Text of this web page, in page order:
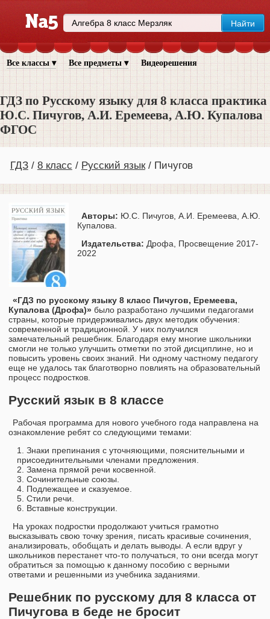
Все классы ▾ Все предметы ▾ Видеорешения
ГДЗ по Русскому языку для 8 класса практика
Ю.С. Пичугов, А.И. Еремеева, А.Ю. Купалова
ФГОС
ГДЗ 8 класс Русский язык Пичугов
Авторы: Ю.С. Пичугов, А.И. Еремеева, А.Ю.
Купалова.
Издательства: Дрофа, Просвещение 2017-
2022
«ГДЗ по русскому языку 8 класс Пичугов, Еремеева,
Купалова (Дрофа)» было разработано лучшими педагогами
страны, которые придерживались двух методик обучения:
современной и традиционной. У них получился
замечательный решебник. Благодаря ему многие школьники
смогли не только улучшить отметки по этой дисциплине, но и
повысить уровень своих знаний. Ни одному частному педагогу
еще не удалось так благотворно повлиять на образовательный
процесс подростков.
Русский язык в 8 классе
Рабочая программа для нового учебного года направлена на
ознакомление ребят со следующими темами:
Знаки препинания с уточняющими, пояснительными и
присоединительными членами предложения.
Замена прямой речи косвенной.
Сочинительные союзы.
Подлежащее и сказуемое.
Стили речи.
Вставные конструкции.
На уроках подростки продолжают учиться грамотно
высказывать свою точку зрения, писать красивые сочинения,
анализировать, обобщать и делать выводы. А если вдруг у
школьников перестанет что-то получаться, то они всегда могут
обратиться за помощью к данному пособию с верными
ответами и решенными из учебника заданиями.
Решебник по русскому для 8 класса от
Пичугова в беде не бросит